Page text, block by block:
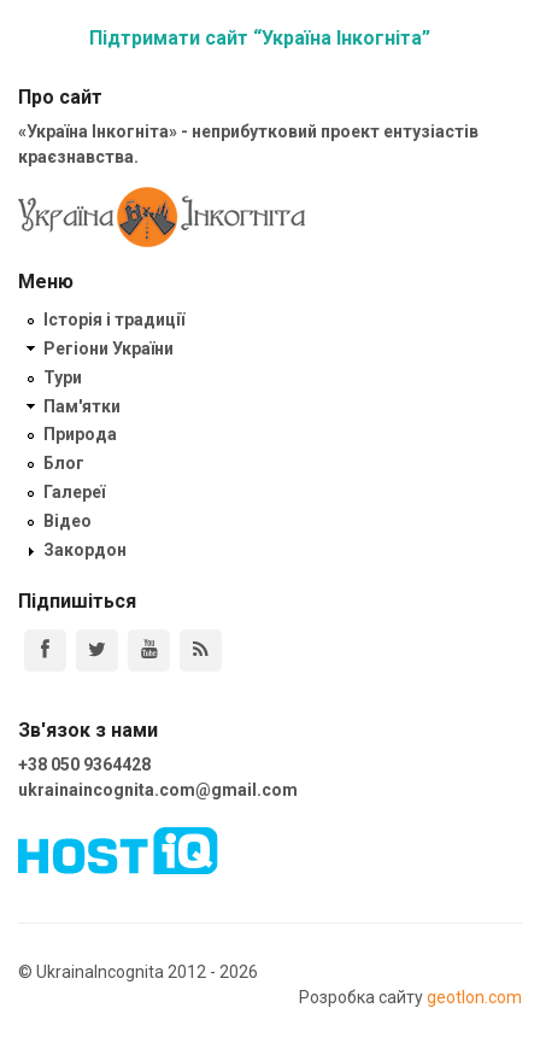
Підтримати сайт “Україна Інкогніта”
Про сайт
«Україна Інкогніта» - неприбутковий проект ентузіастів
краєзнавства.
Меню
Історія і традиції
Регіони України
Тури
Пам'ятки
Природа
Блог
Галереї
Відео
Закордон
Підпишіться
Зв'язок з нами
+38 050 9364428
ukrainaincognita.com@gmail.com
© UkrainaIncognita 2012 - 2026
Розробка сайтуgeotlon.com